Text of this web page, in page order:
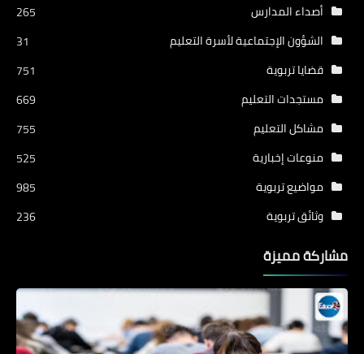
أصداء المدارس
265
الشؤون الإجتماعية لأسرة التعليم
31
قضايا تربوية
751
مستجدات التعليم
669
مشاكل التعليم
755
منوعات إخبارية
525
مواضيع تربوية
985
وثائق تربوية
236
مشاركة مميزة